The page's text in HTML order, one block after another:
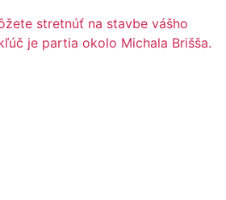
stretnúť na stavbe vášho
je partia okolo Michala Brišša.